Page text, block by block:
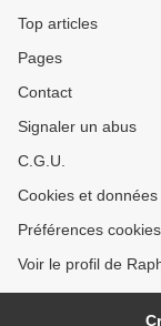
Top articles
Pages
Contact
Signaler un abus
C.G.U.
Cookies et
Préférences cookies
Voir le profil de